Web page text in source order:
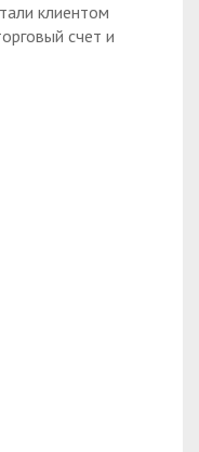
клиентом
счет и